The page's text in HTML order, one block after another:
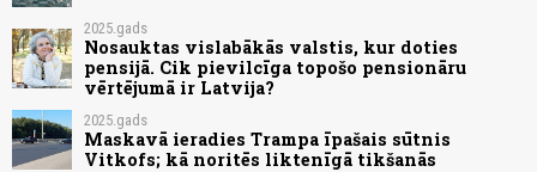
2025.gads
Nosauktas vislabākās valstis, kur doties
pensijā. Cik pievilcīga topošo pensionāru
vērtējumā ir Latvija?
2025.gads
Maskavā ieradies Trampa īpašais sūtnis
Vitkofs; kā noritēs liktenīgā tikšanās